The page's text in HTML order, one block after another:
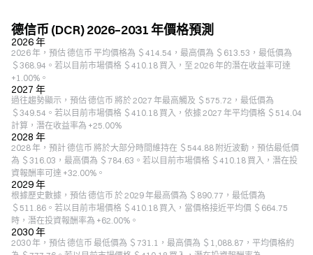
德信币 (DCR) 2026–2031 年價格預測
2026 年
2026 年，預估 德信币 平均價格為 ＄414.54，最高價為 ＄613.53，最低價為
＄368.94。若以目前市場價格 ＄410.18 買入，至 2026 年的潛在收益率可達
+1.00%。
2027 年
過往趨勢顯示，預估 德信币 將於 2027 年最高觸及 ＄575.72，最低價為
＄349.54。若以目前市場價格 ＄410.18 買入，依據 2027 年平均價格 ＄514.04
計算，潛在收益率為 +25.00%
2028 年
2028 年，預計 德信币 將於大部分時間維持在 ＄544.88 附近波動，預估最低價
為 ＄316.03，最高價為 ＄784.63。若以目前市場價格 ＄410.18 買入，潛在投
資報酬率可達 +32.00%。
2029 年
根據歷史數據，預估 德信币 於 2029 年最高價為 ＄890.77，最低價為
＄511.86。若以目前市場價格 ＄410.18 買入，當價格接近平均價 ＄664.75
時，潛在投資報酬率為 +62.00%。
2030 年
2030 年，預估 德信币 最低價為 ＄731.1，最高價為 ＄1,088.87，平均價格約